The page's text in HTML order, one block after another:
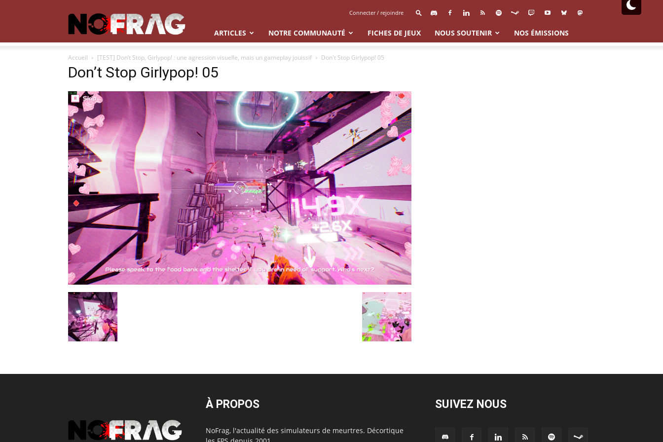
Connecter / rejoindre
ARTICLES NOTRE COMMUNAUTÉ FICHES DE JEUX NOUS SOUTENIR NOS ÉMISSIONS
Accueil [TEST] Don’t Stop, Girlypop! : une agression visuelle, mais un gameplay jouissif Don't Stop Girlypop! 05
Don’t Stop Girlypop! 05
À PROPOS
NoFrag, l'actualité des simulateurs de meurtres. Décortique
SUIVEZ NOUS